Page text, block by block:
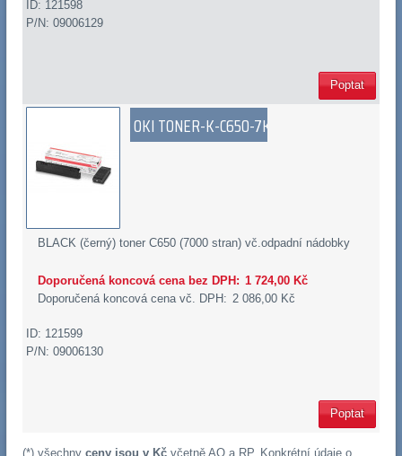
ID: 121598
P/N: 09006129
Poptat
OKI TONER-K-C650-7K
BLACK (černý) toner C650 (7000 stran) vč.odpadní nádobky
Doporučená koncová cena bez DPH: 1 724,00 Kč
Doporučená koncová cena vč. DPH: 2 086,00 Kč
ID: 121599
P/N: 09006130
Poptat
(*) všechny ceny jsou v Kčvčetně AOa RP. Konkrétní údaje o